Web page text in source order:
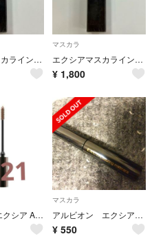
エクシアマスカラインプレッションBR21
マスカラ
エクシアマスカラインプレッション BK11
¥ 1,800
アルビオン エクシア AL パーフェクト アイブロウマスカラ BR21
マスカラ
アルビオン エクシア アリューリングマスカラ BK10
¥ 550